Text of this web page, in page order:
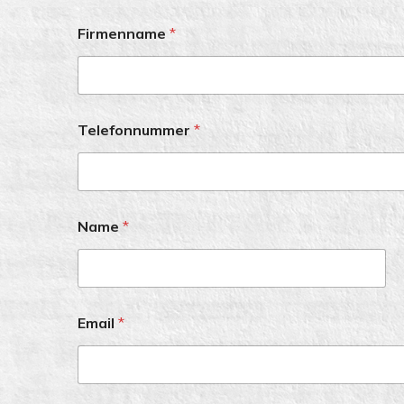
Firmenname *
Telefonnummer *
Name *
Email *